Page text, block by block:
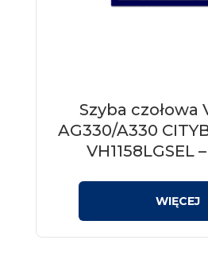
Szyba czołowa
AG330/A330
VH1158LGSEL